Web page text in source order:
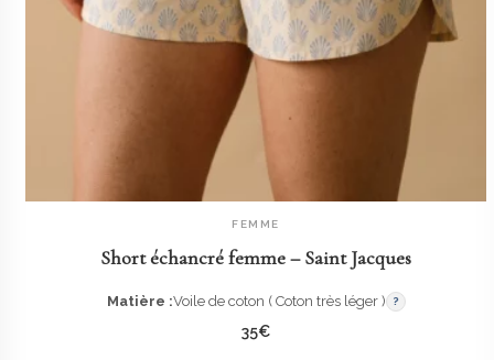
AJOUTER AU PANIER
FEMME
Short échancré femme – Saint Jacques
Matière :Voile de coton ( Coton très léger ) ?
35€